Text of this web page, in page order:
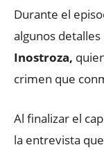
Durante el
algunos detalles
Inostroza,
crimen que
Al finalizar el
la entrevista